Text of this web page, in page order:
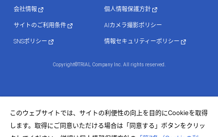
会社情報 個人情報保護方針
サイトのご利用条件 AIカメラ撮影ポリシー
SNSポリシー 情報セキュリティーポリシー
Copyright©TRIAL Company Inc. All rights reserved.
このウェブサイトでは、サイトの利便性の向上を目的にCookieを取得
します。取得にご同意いただける場合は「同意する」ボタンをクリッ